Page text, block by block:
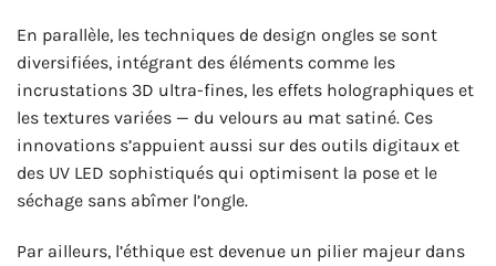
En parallèle, les techniques de design ongles se sont
diversifiées, intégrant des éléments comme les
incrustations 3D ultra-fines, les effets holographiques et
les textures variées — du velours au mat satiné. Ces
innovations s’appuient aussi sur des outils digitaux et
des UV LED sophistiqués qui optimisent la pose et le
séchage sans abîmer l’ongle.
Par ailleurs, l’éthique est devenue un pilier majeur dans